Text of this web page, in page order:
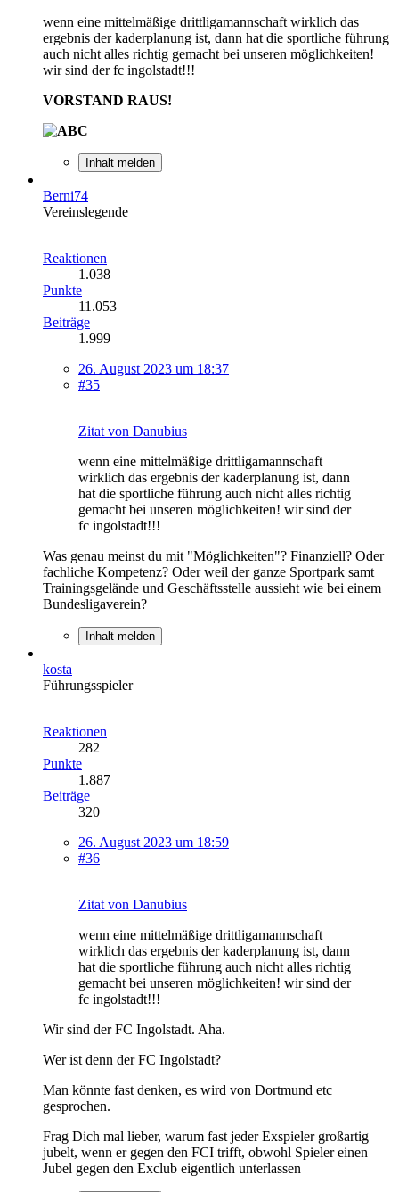
wenn eine mittelmäßige drittligamannschaft wirklich das
ergebnis der kaderplanung ist, dann hat die sportliche führung
auch nicht alles richtig gemacht bei unseren möglichkeiten!
wir sind der fc ingolstadt!!!
VORSTAND RAUS!
Inhalt melden
Berni74
Vereinslegende
Reaktionen
1.038
Punkte
11.053
Beiträge
1.999
26. August 2023 um 18:37
#35
Zitat von Danubius
wenn eine mittelmäßige drittligamannschaft
wirklich das ergebnis der kaderplanung ist, dann
hat die sportliche führung auch nicht alles richtig
gemacht bei unseren möglichkeiten! wir sind der
fc ingolstadt!!!
Was genau meinst du mit "Möglichkeiten"? Finanziell? Oder
fachliche Kompetenz? Oder weil der ganze Sportpark samt
Trainingsgelände und Geschäftsstelle aussieht wie bei einem
Bundesligaverein?
Inhalt melden
kosta
Führungsspieler
Reaktionen
282
Punkte
1.887
Beiträge
320
26. August 2023 um 18:59
#36
Zitat von Danubius
wenn eine mittelmäßige drittligamannschaft
wirklich das ergebnis der kaderplanung ist, dann
hat die sportliche führung auch nicht alles richtig
gemacht bei unseren möglichkeiten! wir sind der
fc ingolstadt!!!
Wir sind der FC Ingolstadt. Aha.
Wer ist denn der FC Ingolstadt?
Man könnte fast denken, es wird von Dortmund etc
gesprochen.
Frag Dich mal lieber, warum fast jeder Exspieler großartig
jubelt, wenn er gegen den FCI trifft, obwohl Spieler einen
Jubel gegen den Exclub eigentlich unterlassen